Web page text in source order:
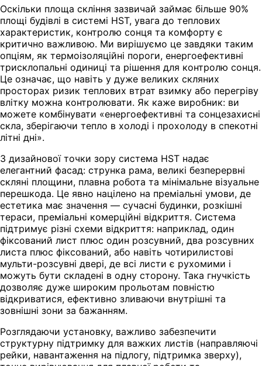
Оскільки площа скління зазвичай займає більше 90%
площі будівлі в системі HST, увага до теплових
характеристик, контролю сонця та комфорту є
критично важливою. Ми вирішуємо це завдяки таким
опціям, як термоізоляційні пороги, енергоефективні
трисклопальні одиниці та рішення для контролю сонця.
Це означає, що навіть у дуже великих скляних
просторах ризик теплових втрат взимку або перегріву
влітку можна контролювати. Як каже виробник: ви
можете комбінувати «енергоефективні та сонцезахисні
скла, зберігаючи тепло в холоді і прохолоду в спекотні
літні дні».
З дизайнової точки зору система HST надає
елегантний фасад: струнка рама, великі безперервні
скляні площини, плавна робота та мінімальне візуальне
перешкода. Це явно націлено на преміальні умови, де
естетика має значення — сучасні будинки, розкішні
тераси, преміальні комерційні відкриття. Система
підтримує різні схеми відкриття: наприклад, один
фіксований лист плюс один розсувний, два розсувних
листа плюс фіксований, або навіть чотирилистові
мульти-розсувні двері, де всі листи є рухомими і
можуть бути складені в одну сторону. Така гнучкість
дозволяє дуже широким прольотам повністю
відкриватися, ефективно зливаючи внутрішні та
зовнішні зони за бажанням.
Розглядаючи установку, важливо забезпечити
структурну підтримку для важких листів (направляючі
рейки, навантаження на підлогу, підтримка зверху),